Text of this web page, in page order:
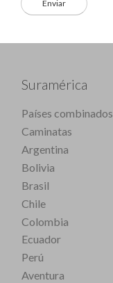
Suramérica
Países combinados
Caminatas
Argentina
Bolivia
Brasil
Chile
Colombia
Ecuador
Perú
Aventura